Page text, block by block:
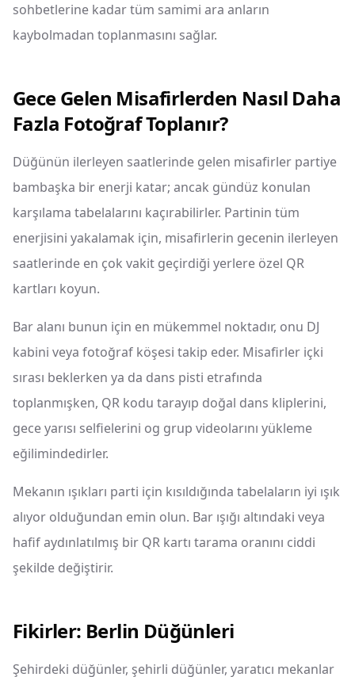
sohbetlerine kadar tüm samimi ara anların
kaybolmadan toplanmasını sağlar.
Gece Gelen Misafirlerden Nasıl Daha
Fazla Fotoğraf Toplanır?
Düğünün ilerleyen saatlerinde gelen misafirler partiye
bambaşka bir enerji katar; ancak gündüz konulan
karşılama tabelalarını kaçırabilirler. Partinin tüm
enerjisini yakalamak için, misafirlerin gecenin ilerleyen
saatlerinde en çok vakit geçirdiği yerlere özel QR
kartları koyun.
Bar alanı bunun için en mükemmel noktadır, onu DJ
kabini veya fotoğraf köşesi takip eder. Misafirler içki
sırası beklerken ya da dans pisti etrafında
toplanmışken, QR kodu tarayıp doğal dans kliplerini,
gece yarısı selfielerini og grup videolarını yükleme
eğilimindedirler.
Mekanın ışıkları parti için kısıldığında tabelaların iyi ışık
alıyor olduğundan emin olun. Bar ışığı altındaki veya
hafif aydınlatılmış bir QR kartı tarama oranını ciddi
şekilde değiştirir.
Fikirler: Berlin Düğünleri
Şehirdeki düğünler, şehirli düğünler, yaratıcı mekanlar